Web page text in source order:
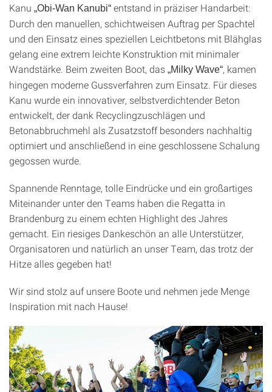
Kanu „Obi-Wan Kanubi“ entstand in präziser Handarbeit:
Durch den manuellen, schichtweisen Auftrag per Spachtel
und den Einsatz eines speziellen Leichtbetons mit Blähglas
gelang eine extrem leichte Konstruktion mit minimaler
Wandstärke. Beim zweiten Boot, das „Milky Wave“, kamen
hingegen moderne Gussverfahren zum Einsatz. Für dieses
Kanu wurde ein innovativer, selbstverdichtender Beton
entwickelt, der dank Recyclingzuschlägen und
Betonabbruchmehl als Zusatzstoff besonders nachhaltig
optimiert und anschließend in eine geschlossene Schalung
gegossen wurde.
Spannende Renntage, tolle Eindrücke und ein großartiges
Miteinander unter den Teams haben die Regatta in
Brandenburg zu einem echten Highlight des Jahres
gemacht. Ein riesiges Dankeschön an alle Unterstützer,
Organisatoren und natürlich an unser Team, das trotz der
Hitze alles gegeben hat!
Wir sind stolz auf unsere Boote und nehmen jede Menge
Inspiration mit nach Hause!